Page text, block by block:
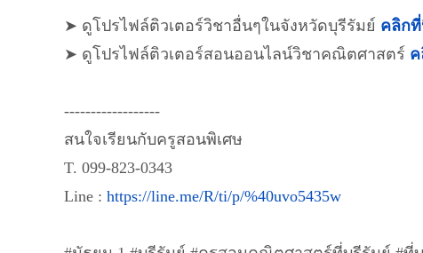
➤ ดูโปรไฟล์ติวเตอร์วิชาอื่นๆในจังหวัดบุรีรัมย์ คลิกที่
➤ ดูโปรไฟล์ติวเตอร์สอนออนไลน์วิชาคณิตศาสตร์ ค
------------------
สนใจเรียนกับครูสอนพิเศษ
T. 099-823-0343
Line : https://line.me/R/ti/p/%40uvo5435w